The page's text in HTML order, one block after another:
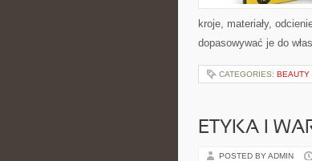
kroje, materiały,
dopasowywać je do
CATEGORIES: BEAUTY
ETYKA I
POSTED BY ADMIN